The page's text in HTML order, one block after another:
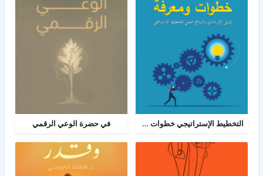
التخطيط الإستراتيجي خطوات ومعرفة: الدليل الإرشادي والبرنامج العملي للتخطيط في حضرة الوعي الرقمي